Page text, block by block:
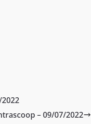
2022
– 09/07/2022